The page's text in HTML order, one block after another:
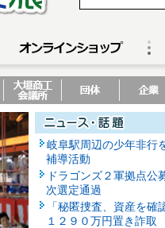
岐阜駅周辺の少年非行
補導活動
ドラゴンズ２軍拠点公
次選定通過
「秘匿捜査、資産を
１２９０万円置き詐